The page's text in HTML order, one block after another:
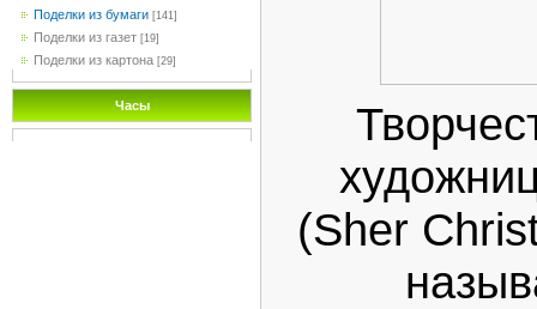
Поделки из бумаги [141]
Поделки из газет [19]
Поделки из картона [29]
Часы
(Sher